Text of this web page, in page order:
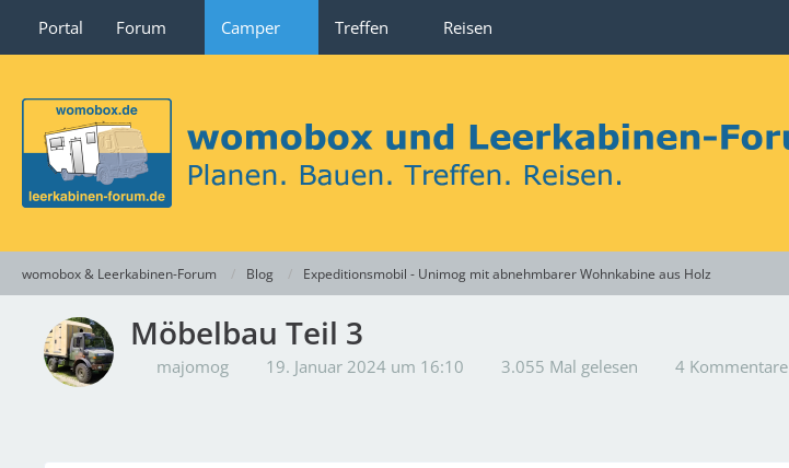
Portal Forum Camper Treffen Reisen
womobox & Leerkabinen-Forum Blog Expeditionsmobil - Unimog mit abnehmbarer Wohnkabine aus Holz
Möbelbau Teil 3
majomog 19. Januar 2024 um 16:10 3.055 Mal gelesen 4 Kommentare